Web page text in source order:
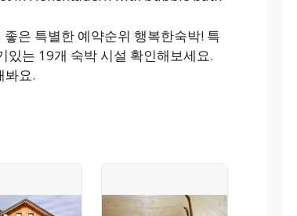
은 특별한 예약순위 행복한숙박! 특
있는 19개 숙박 시설 확인해보세요.
봐요.